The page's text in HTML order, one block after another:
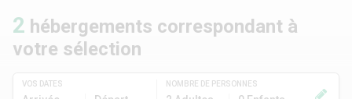
VOS DATES NOMBRE DE PERSONNES
2 hébergements correspondant à
votre sélection